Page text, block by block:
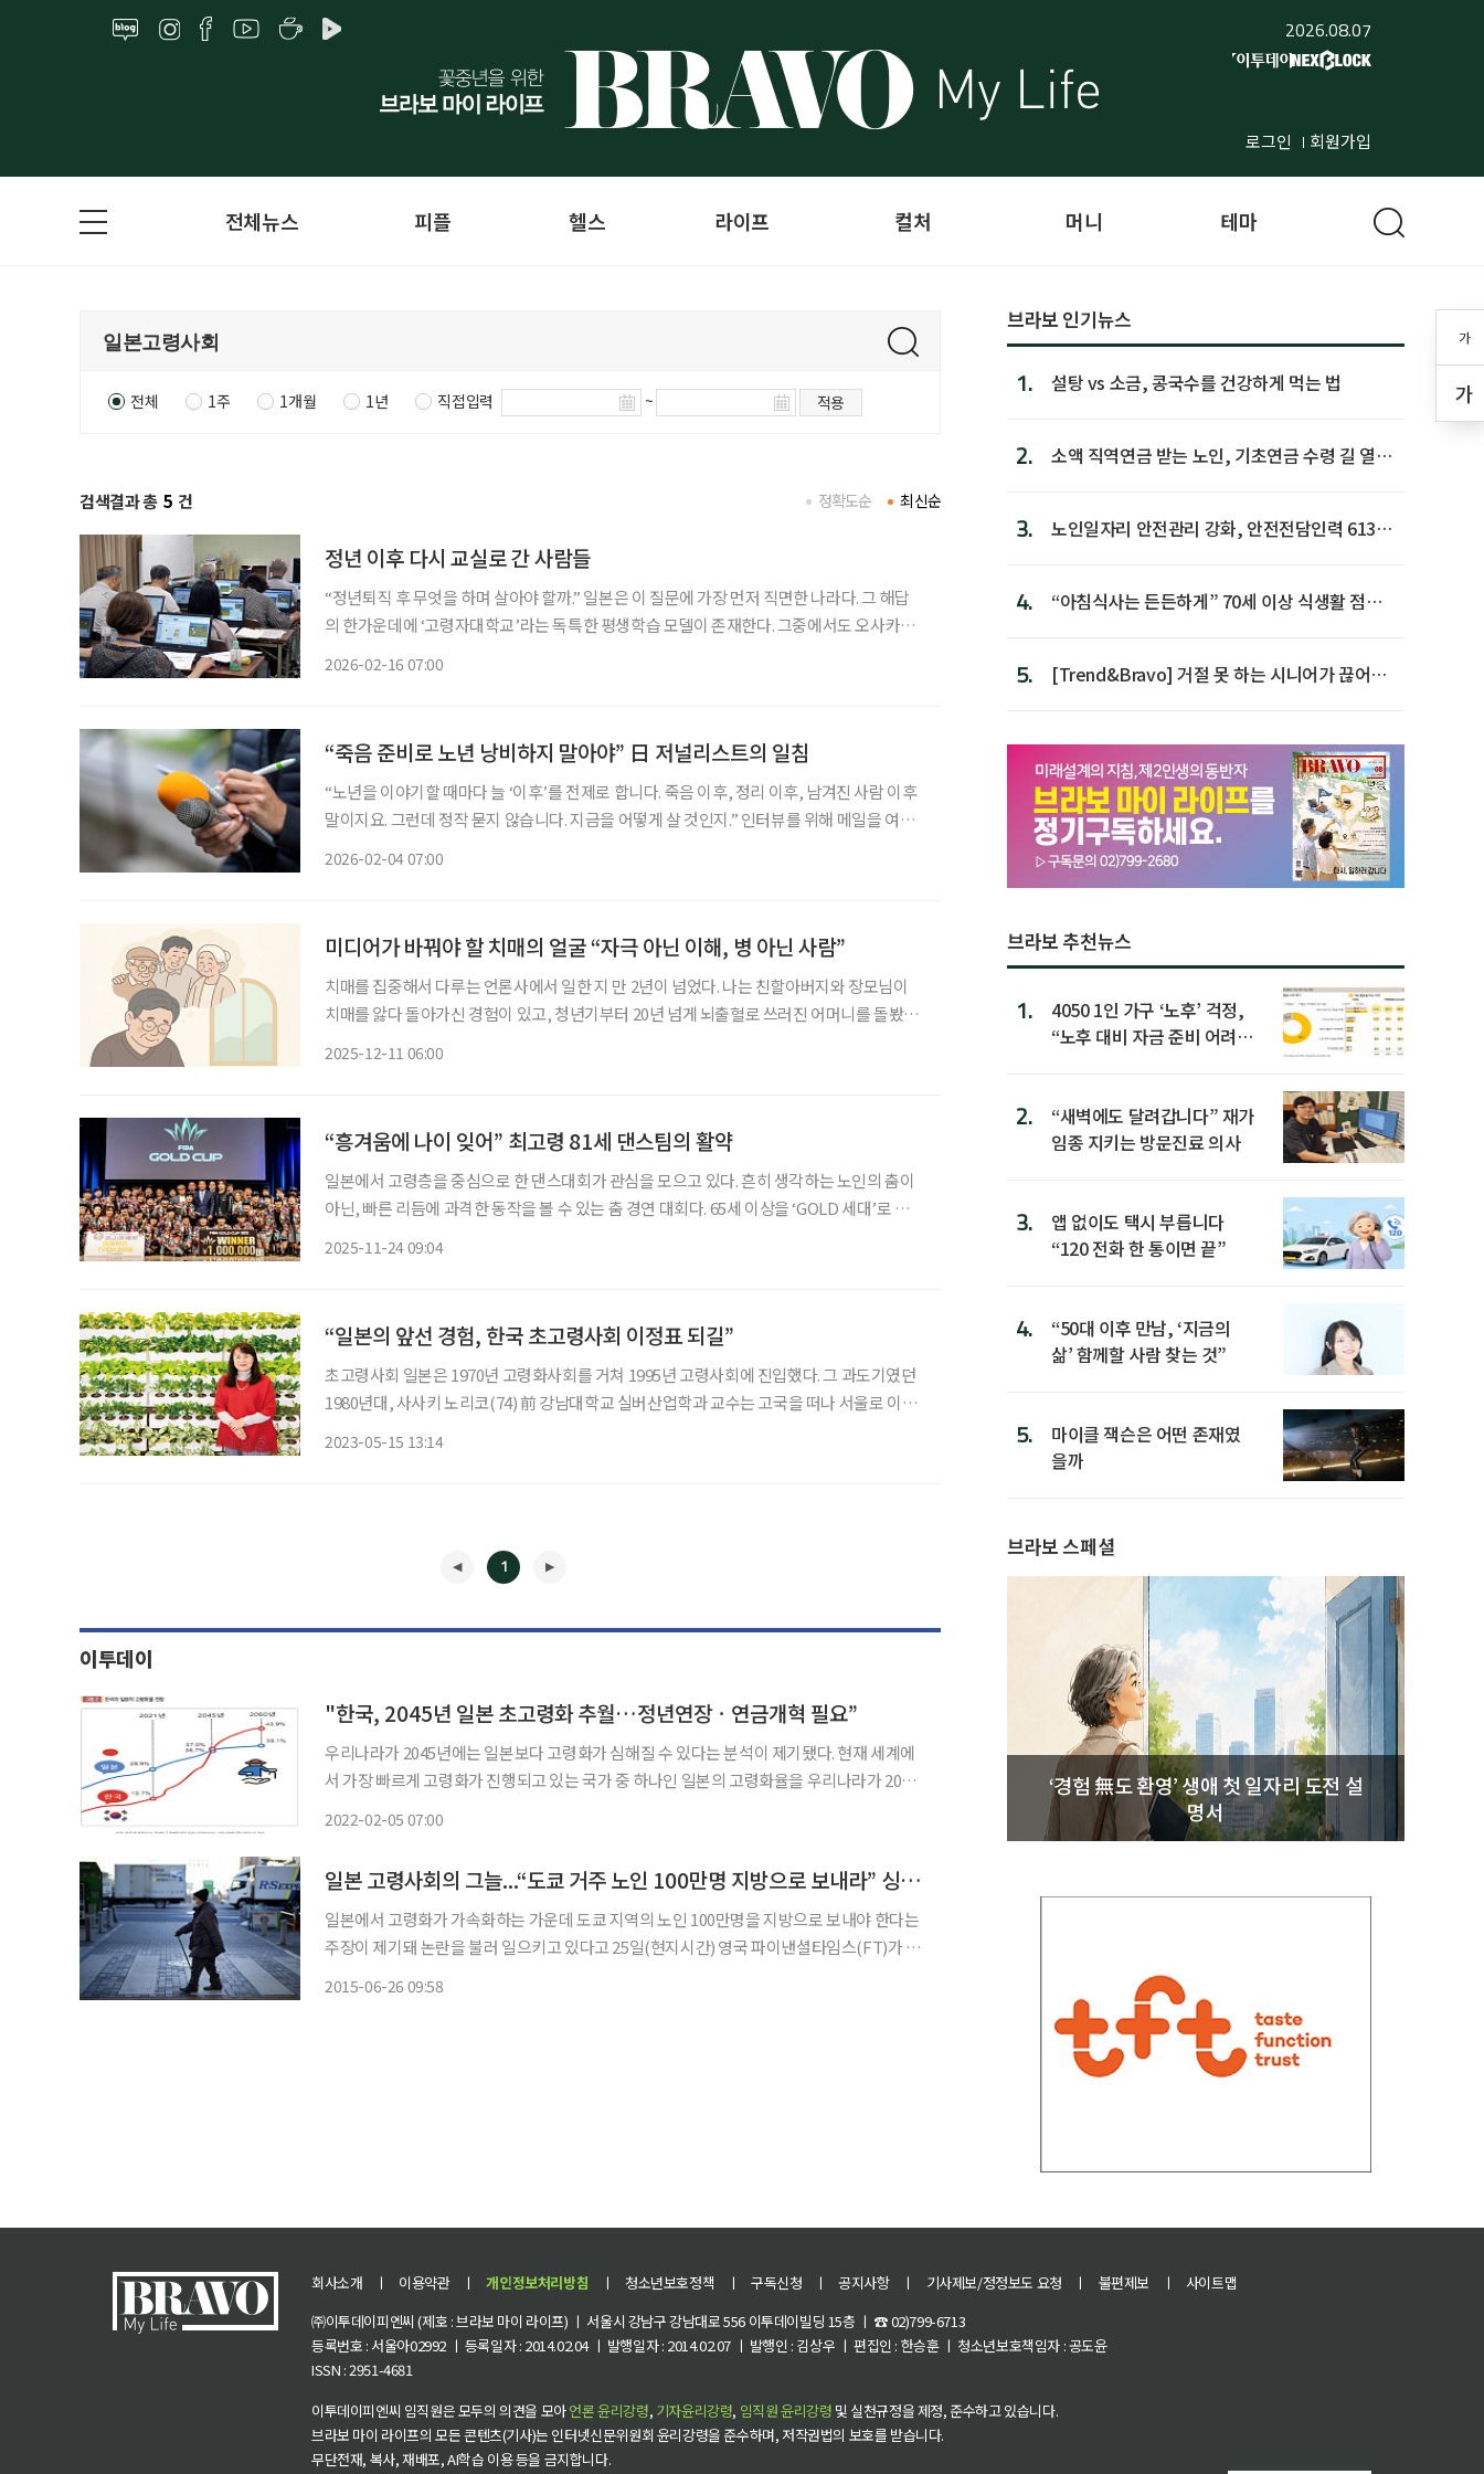
2026.08.07
로그인 회원가입
가
가
전체뉴스 피플 헬스 라이프 컬처 머니 테마
전체 1주 1개월 1년 직접입력 ~ 적용
검색결과 총 5 건 최신순
정확도순
정년 이후 다시 교실로 간 사람들
“정년퇴직 후 무엇을 하며 살아야 할까.” 일본은 이 질문에 가장 먼저 직면한 나라다. 그 해답
의 한가운데에 ‘고령자대학교’라는 독특한 평생학습 모델이 존재한다. 그중에서도 오사카부
2026-02-16 07:00
“죽음 준비로 노년 낭비하지 말아야” 日 저널리스트의 일침
“노년을 이야기할 때마다 늘 ‘이후’를 전제로 합니다. 죽음 이후, 정리 이후, 남겨진 사람 이후
말이지요. 그런데 정작 묻지 않습니다. 지금을 어떻게 살 것인지.” 인터뷰를 위해 메일을 여러
2026-02-04 07:00
미디어가 바꿔야 할 치매의 얼굴 “자극 아닌 이해, 병 아닌 사람”
치매를 집중해서 다루는 언론사에서 일한 지 만 2년이 넘었다. 나는 친할아버지와 장모님이
치매를 앓다 돌아가신 경험이 있고, 청년기부터 20년 넘게 뇌출혈로 쓰러진 어머니를 돌봤다.
2025-12-11 06:00
“흥겨움에 나이 잊어” 최고령 81세 댄스팀의 활약
일본에서 고령층을 중심으로 한 댄스대회가 관심을 모으고 있다. 흔히 생각하는 노인의 춤이
아닌, 빠른 리듬에 과격한 동작을 볼 수 있는 춤 경연 대회다. 65세 이상을 ‘GOLD 세대’로 부
2025-11-24 09:04
“일본의 앞선 경험, 한국 초고령사회 이정표 되길”
초고령사회 일본은 1970년 고령화사회를 거쳐 1995년 고령사회에 진입했다. 그 과도기였던
1980년대, 사사키 노리코(74) 前 강남대학교 실버산업학과 교수는 고국을 떠나 서울로 이주
2023-05-15 13:14
1
이투데이
"한국, 2045년 일본 초고령화 추월…정년연장ㆍ연금개혁 필요”
우리나라가 2045년에는 일본보다 고령화가 심해질 수 있다는 분석이 제기됐다. 현재 세계에
서 가장 빠르게 고령화가 진행되고 있는 국가 중 하나인 일본의 고령화율을 우리나라가 20여
2022-02-05 07:00
일본 고령사회의 그늘...“도쿄 거주 노인 100만명 지방으로 보내라” 싱크탱크 주장에 열도 시끌
일본에서 고령화가 가속화하는 가운데 도쿄 지역의 노인 100만명을 지방으로 보내야 한다는
주장이 제기돼 논란을 불러 일으키고 있다고 25일(현지시간) 영국 파이낸셜타임스(FT)가 보
2015-06-26 09:58
브라보 인기뉴스
1. 설탕 vs 소금, 콩국수를 건강하게 먹는 법
2.
소액 직역연금 받는 노인, 기초연금 수령 길 열린
3.
노인일자리 안전관리 강화, 안전전담인력 613명
4.
“아침식사는 든든하게” 70세 이상 식생활 점수
5.
[Trend&Bravo] 거절 못 하는 시니어가 끊어야
브라보 추천뉴스
1.
4050 1인 가구 ‘노후’ 걱정,
“노후 대비 자금 준비 어려
2.
“새벽에도 달려갑니다” 재가
임종 지키는 방문진료 의사
3.
앱 없이도 택시 부릅니다
“120 전화 한 통이면 끝”
4.
“50대 이후 만남, ‘지금의
삶’ 함께할 사람 찾는 것”
5.
마이클 잭슨은 어떤 존재였
을까
브라보 스페셜
‘경험 無도 환영’ 생애 첫 일자리 도전 설
명서
회사소개 ㅣ 이용약관 ㅣ 개인정보처리방침 ㅣ 청소년보호정책 ㅣ 구독신청 ㅣ 공지사항 ㅣ 기사제보/정정보도 요청 ㅣ 불편제보 ㅣ
사이트맵
㈜이투데이피엔씨 (제호 : 브라보 마이 라이프) ㅣ 서울시 강남구 강남대로 556 이투데이빌딩 15층 ㅣ ☎ 02)799-6713
등록번호 : 서울아02992 ㅣ 등록일자 : 2014.02.04 ㅣ 발행일자 : 2014.02.07 ㅣ 발행인 : 김상우 ㅣ 편집인 : 한승훈 ㅣ 청소년보호책임자 : 공도윤
ISSN : 2951-4681
이투데이피엔씨 임직원은 모두의 의견을 모아언론 윤리강령, 기자윤리강령, 임직원 윤리강령 및 실천규정을 제정, 준수하고 있습니다.
브라보 마이 라이프의 모든 콘텐츠(기사)는 인터넷신문위원회 윤리강령을 준수하며, 저작권법의 보호를 받습니다.
무단전재, 복사, 재배포, AI학습 이용 등을 금지합니다.